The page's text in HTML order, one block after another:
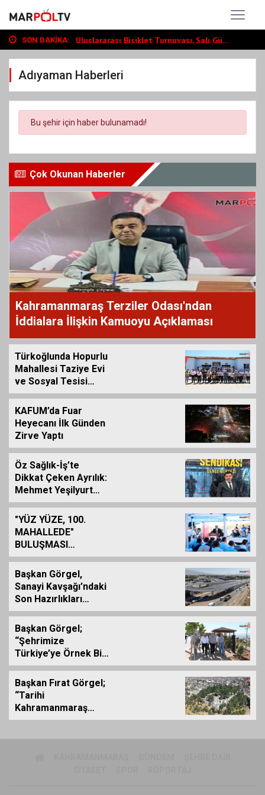
SON DAKIKA:
Uluslararası Bisiklet Turnuvası, Salı Gü...
Türkoğlunda Hopurlu Mahallesi Taziye Evi...
Uluslararası Bisiklet Turnuvası, Salı Gü...
Adıyaman Haberleri
Bu şehir için haber bulunamadı!
Çok Okunan Haberler
Kahramanmaraş Terziler Odası'ndan
İddialara İlişkin Kamuoyu Açıklaması
Türkoğlunda Hopurlu
Mahallesi Taziye Evi
ve Sosyal Tesisi
Hizmete Açıldı
KAFUM’da Fuar
Heyecanı İlk Günden
Zirve Yaptı
Öz Sağlık-İş’te
Dikkat Çeken Ayrılık:
Mehmet Yeşilyurt
İstifa Etti
"YÜZ YÜZE, 100.
MAHALLEDE"
BULUŞMASI
GÜZELYURT
MAHALLESİ'NDE
GERÇEKLEŞTİRİLDİ
Başkan Görgel,
Sanayi Kavşağı’ndaki
Son Hazırlıkları
Yerinde İnceledi
Başkan Görgel;
“Şehrimize
Türkiye’ye Örnek Bir
Çevre Projesi
Kazandırdık”
Başkan Fırat Görgel;
“Tarihi
Kahramanmaraş
Kalemizde